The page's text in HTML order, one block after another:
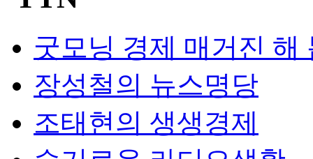
굿모닝 경제 매거진 해
장성철의 뉴스명당
조태현의 생생경제